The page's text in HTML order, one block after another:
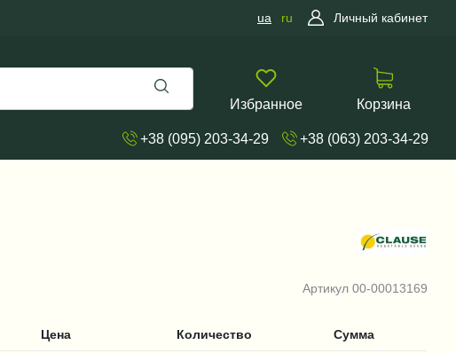
ua ru Личный кабинет
Избранное Корзина
+38 (095) 203-34-29 +38 (063) 203-34-29
Артикул 00-00013169
Цена Количество Сумма